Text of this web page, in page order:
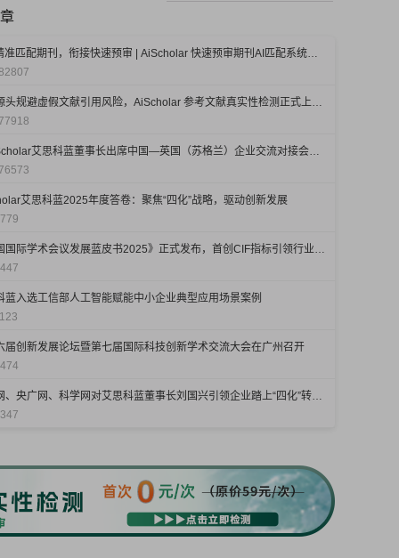
AI精准匹配期刊，衔接快速预审 | AiScholar 快速预审期刊AI匹配系统，正式上线！
从源头规避虚假文献引用风险，AiScholar 参考文献真实性检测正式上线！
AiScholar艾思科蓝董事长出席中国—英国（苏格兰）企业交流对接会，助力全球科研学术协同发展
艾思科蓝2025年度答卷：聚焦“四化”战略，驱动创新发展
《中国国际学术会议发展蓝皮书2025》正式发布，首创CIF指标引领行业评价新标准
蓝入选工信部人工智能赋能中小企业典型应用场景案例
届创新发展论坛暨第七届国际科技创新学术交流大会在广州召开
新华网、央广网、科学网对艾思科蓝董事长刘国兴引领企业踏上“四化”转型之路进行报道